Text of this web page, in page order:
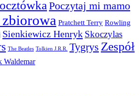
Poczytaj mi mamo
zbiorowa Pratchett Terry Rowling
Sienkiewicz Henryk Skoczylas
The Beatles Tolkien J.R.R. Tygrys Zespół
Waldemar